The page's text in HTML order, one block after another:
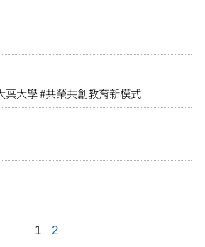
葉大學 #共榮共創教育新模式
1 2